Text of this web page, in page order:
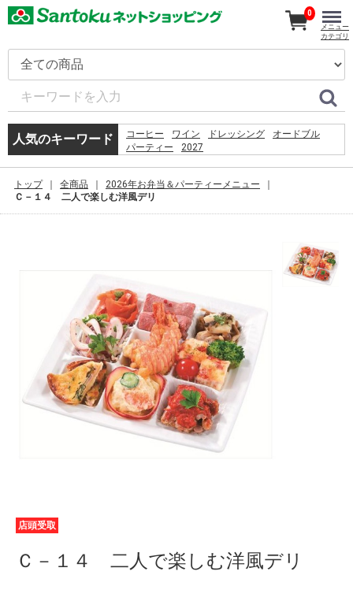
人気のキーワード コーヒー ワイン ドレッシング
オードブル
パーティー
2027
%D0%BC%D0%BE%D0%B7%D0%B3%D0%B0%3a
%E2%80%93 %D0%9C.%2c 1994. %E2%80%93
%EC%B9%9C%EA%B5%AC%EC%97%84%EB%A7%88
%EC%9B%B9%ED%88%B0
%D1%81%D0%B0%D0%BB%D0%BE%D0%BD
vw passat b7
水
%D1%84%D0%B3%D0%B2%D1%88%D1%89 478
%E4%BC%BD%E5%88%A9%E7%95%A5 hdmi 4k2k
kvm mobile01
%E7%A6%8F%E5%B2%A1
%E9%AF%A8%E9%AD%9A
b%C3%A9n%C3%A9dicte la capria
%D0%BE%D1%80%D1%82%D0%B5%D0%B7
0
メニュー
カテゴリ
トップ 全商品
2026年お弁当＆パーティーメニュー
Ｃ－１４ 二人で楽しむ洋風デリ
店頭受取
Ｃ－１４ 二人で楽しむ洋風デリ